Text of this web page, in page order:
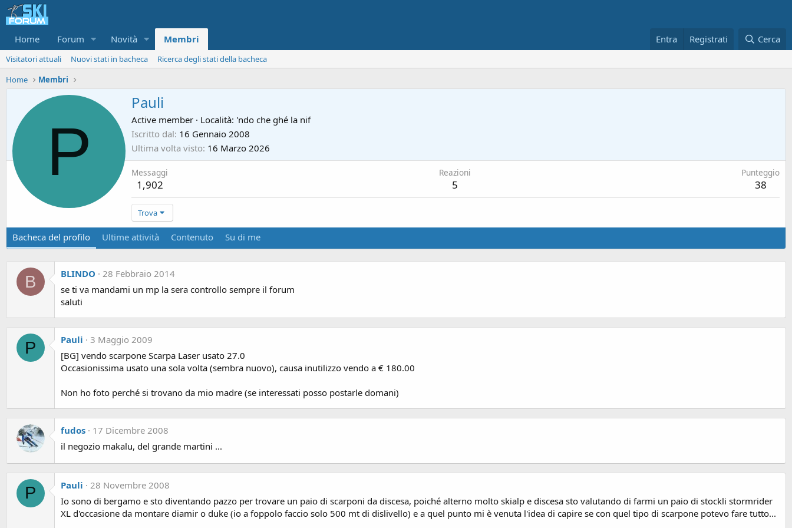
Home Forum Novità Membri Entra Registrati Cerca
Visitatori attuali Nuovi stati in bacheca
Ricerca degli stati della bacheca
Home
Membri
P
Pauli
Active member · Località: 'ndo che ghé la nif
Iscritto dal 16 Gennaio 2008
Ultima volta visto 16 Marzo 2026
Messaggi
1,902
Reazioni
5
Punteggio
38
Trova
Bacheca del profilo Ultime attività Contenuto Su di me
B BLINDO
28 Febbraio 2014
se ti va mandami un mp la sera controllo sempre il forum
saluti
P Pauli
3 Maggio 2009
[BG] vendo scarpone Scarpa Laser usato 27.0
Occasionissima usato una sola volta (sembra nuovo), causa inutilizzo vendo a € 180.00
Non ho foto perché si trovano da mio madre (se interessati posso postarle domani)
fudos
17 Dicembre 2008
il negozio makalu, del grande martini ...
P Pauli
28 Novembre 2008
Io sono di bergamo e sto diventando pazzo per trovare un paio di scarponi da discesa, poiché alterno molto skialp e discesa sto valutando di farmi un paio di stockli stormrider
XL d'occasione da montare diamir o duke (io a foppolo faccio solo 500 mt di dislivello) e a quel punto mi è venuta l'idea di capire se con quel tipo di scarpone potevo fare tutto...